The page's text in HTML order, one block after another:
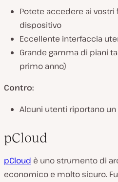
Potete accedere ai vostri
dispositivo
Eccellente interfaccia
Grande gamma di piani
primo anno)
Contro:
Alcuni utenti riportano
pCloud
pCloud è uno strumento di
economico e molto sicuro.